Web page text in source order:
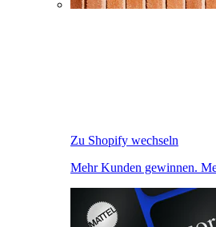
Zu Shopify wechseln
Mehr Kunden gewinnen.